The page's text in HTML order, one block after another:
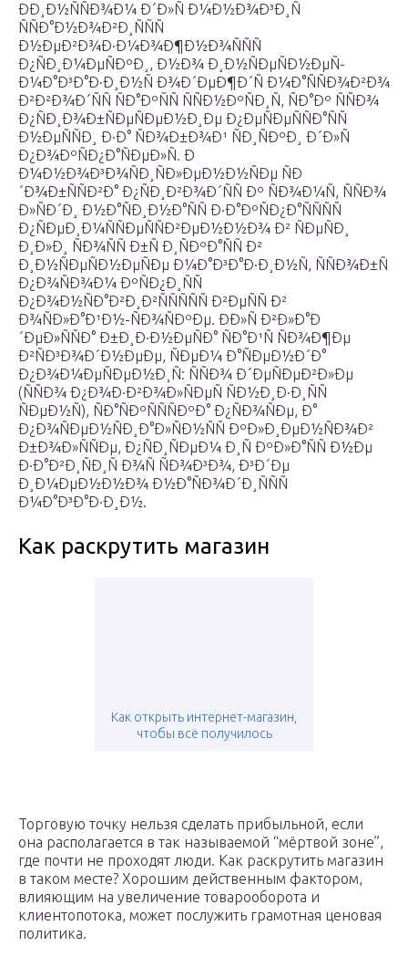
ÐÐ¸Ð½ÑÑÐ¾Ð¼ Ð´Ð»Ñ Ð¼Ð½Ð¾Ð³Ð¸Ñ
ÑÑÐ°Ð½Ð¾Ð²Ð¸ÑÑÑ
Ð½ÐµÐ²Ð¾Ð·Ð¼Ð¾Ð¶Ð½Ð¾ÑÑÑ
Ð¿ÑÐ¸Ð¼ÐµÑÐºÐ¸, Ð½Ð¾ Ð¸Ð½ÑÐµÑÐ½ÐµÑ-
Ð¼Ð°Ð³Ð°Ð·Ð¸Ð½Ñ Ð¾Ð´ÐµÐ¶Ð´Ñ Ð¼Ð°ÑÑÐ¾Ð²Ð¾
Ð²Ð²Ð¾Ð´ÑÑ ÑÐ°ÐºÑÑ ÑÑÐ½ÐºÑÐ¸Ñ, ÑÐ°Ðº ÑÑÐ¾
Ð¿ÑÐ¸Ð¾Ð±ÑÐµÑÐµÐ½Ð¸Ðµ Ð¿ÐµÑÐµÑÑÐ°ÑÑ
Ð½ÐµÑÑÐ¸ Ð·Ð° ÑÐ¾Ð±Ð¾Ð¹ ÑÐ¸ÑÐºÐ¸ Ð´Ð»Ñ
Ð¿Ð¾ÐºÑÐ¿Ð°ÑÐµÐ»Ñ. Ð
Ð¼Ð½Ð¾Ð³Ð¾ÑÐ¸ÑÐ»ÐµÐ½Ð½ÑÐµ ÑÐ
´Ð¾Ð±ÑÑÐ²Ð° Ð¿ÑÐ¸Ð²Ð¾Ð´ÑÑ Ðº ÑÐ¾Ð¼Ñ, ÑÑÐ¾
Ð»ÑÐ´Ð¸ Ð½Ð°ÑÐ¸Ð½Ð°ÑÑ Ð·Ð°ÐºÑÐ¿Ð°ÑÑÑÑ
Ð¿ÑÐµÐ¸Ð¼ÑÑÐµÑÑÐ²ÐµÐ½Ð½Ð¾ Ð² ÑÐµÑÐ¸
Ð¸Ð»Ð¸ ÑÐ¾ÑÑ Ð±Ñ Ð¸ÑÐºÐ°ÑÑ Ð²
Ð¸Ð½ÑÐµÑÐ½ÐµÑÐµ Ð¼Ð°Ð³Ð°Ð·Ð¸Ð½Ñ, ÑÑÐ¾Ð±Ñ
Ð¿Ð¾ÑÐ¾Ð¼ ÐºÑÐ¿Ð¸ÑÑ
Ð¿Ð¾Ð½ÑÐ°Ð²Ð¸Ð²ÑÑÑÑÑ Ð²ÐµÑÑ Ð²
Ð¾ÑÐ»Ð°Ð¹Ð½-ÑÐ¾ÑÐºÐµ. ÐÐ»Ñ Ð²Ð»Ð°Ð
´ÐµÐ»ÑÑÐ° Ð±Ð¸Ð·Ð½ÐµÑÐ° ÑÐ°Ð¹Ñ ÑÐ¾Ð¶Ðµ
Ð²ÑÐ³Ð¾Ð´Ð½ÐµÐµ, ÑÐµÐ¼ Ð°ÑÐµÐ½Ð´Ð°
Ð¿Ð¾Ð¼ÐµÑÐµÐ½Ð¸Ñ: ÑÑÐ¾ Ð´ÐµÑÐµÐ²Ð»Ðµ
(ÑÑÐ¾ Ð¿Ð¾Ð·Ð²Ð¾Ð»ÑÐµÑ ÑÐ½Ð¸Ð·Ð¸ÑÑ
ÑÐµÐ½Ñ), ÑÐ°ÑÐºÑÑÑÐºÐ° Ð¿ÑÐ¾ÑÐµ, Ð°
Ð¿Ð¾ÑÐµÐ½ÑÐ¸Ð°Ð»ÑÐ½ÑÑ ÐºÐ»Ð¸ÐµÐ½ÑÐ¾Ð²
Ð±Ð¾Ð»ÑÑÐµ, Ð¿ÑÐ¸ÑÐµÐ¼ Ð¸Ñ ÐºÐ»Ð°ÑÑ Ð½Ðµ
Ð·Ð°Ð²Ð¸ÑÐ¸Ñ Ð¾Ñ ÑÐ¾Ð³Ð¾, Ð³Ð´Ðµ
Ð¸Ð¼ÐµÐ½Ð½Ð¾ Ð½Ð°ÑÐ¾Ð´Ð¸ÑÑÑ
Ð¼Ð°Ð³Ð°Ð·Ð¸Ð½.
Как раскрутить магазин
Как открыть интернет-магазин,
чтобы всё получилось
Торговую точку нельзя сделать прибыльной, если
она располагается в так называемой “мёртвой зоне”,
где почти не проходят люди. Как раскрутить магазин
в таком месте? Хорошим действенным фактором,
влияющим на увеличение товарооборота и
клиентопотока, может послужить грамотная ценовая
политика.